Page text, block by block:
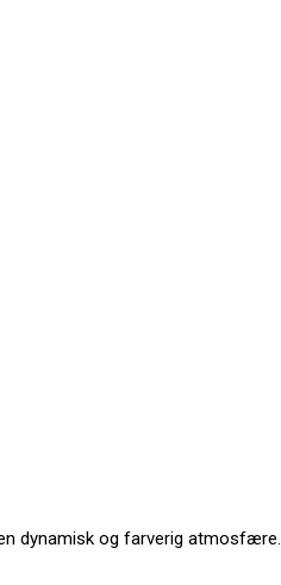
dynamisk og farverig atmosfære.